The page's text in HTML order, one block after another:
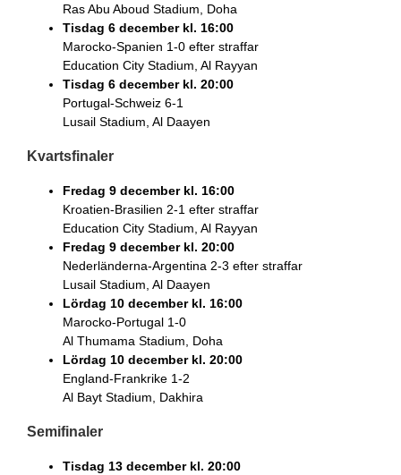
Ras Abu Aboud Stadium, Doha
Tisdag 6 december kl. 16:00
Marocko-Spanien 1-0 efter straffar
Education City Stadium, Al Rayyan
Tisdag 6 december kl. 20:00
Portugal-Schweiz 6-1
Lusail Stadium, Al Daayen
Kvartsfinaler
Fredag 9 december kl. 16:00
Kroatien-Brasilien 2-1 efter straffar
Education City Stadium, Al Rayyan
Fredag 9 december kl. 20:00
Nederländerna-Argentina 2-3 efter straffar
Lusail Stadium, Al Daayen
Lördag 10 december kl. 16:00
Marocko-Portugal 1-0
Al Thumama Stadium, Doha
Lördag 10 december kl. 20:00
England-Frankrike 1-2
Al Bayt Stadium, Dakhira
Semifinaler
Tisdag 13 december kl. 20:00